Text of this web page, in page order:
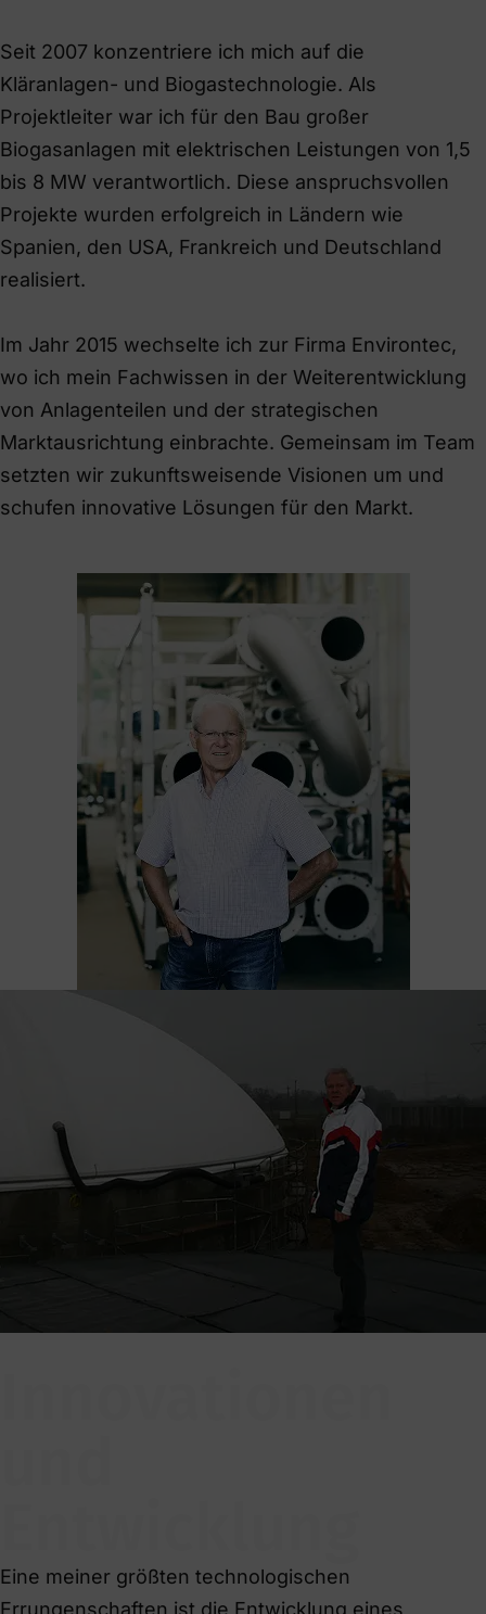
Seit 2007 konzentriere ich mich auf die
Kläranlagen- und Biogastechnologie. Als
Projektleiter war ich für den Bau großer
Biogasanlagen mit elektrischen Leistungen von 1,5
bis 8 MW verantwortlich. Diese anspruchsvollen
Projekte wurden erfolgreich in Ländern wie
Spanien, den USA, Frankreich und Deutschland
realisiert.
Im Jahr 2015 wechselte ich zur Firma Environtec,
wo ich mein Fachwissen in der Weiterentwicklung
von Anlagenteilen und der strategischen
Marktausrichtung einbrachte. Gemeinsam im Team
setzten wir zukunftsweisende Visionen um und
schufen innovative Lösungen für den Markt.
Eine meiner größten technologischen
Errungenschaften ist die Entwicklung eines